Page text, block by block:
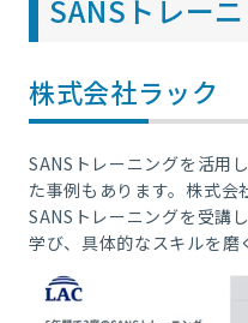
SANSトレー
株式会社ラック
SANSトレーニングを活用
た事例もあります。株式
SANSトレーニングを受講
学び、具体的なスキルを磨